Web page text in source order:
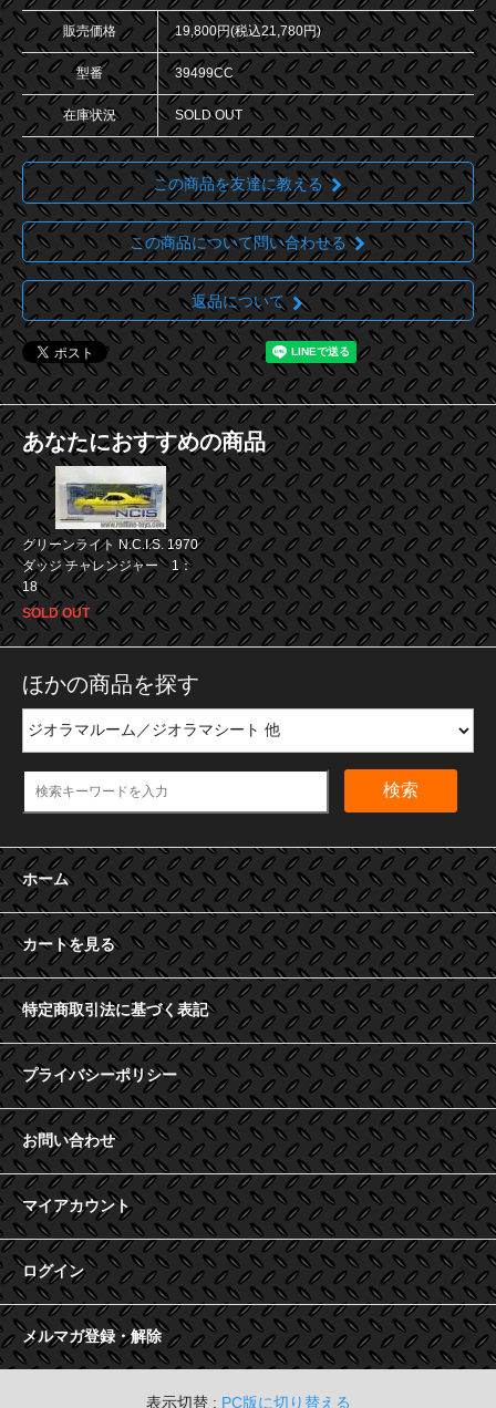
販売価格 19,800円(税込21,780円)
型番 39499CC
在庫状況 SOLD OUT
この商品を友達に教える
この商品について問い合わせる
返品について
あなたにおすすめの商品
グリーンライト N.C.I.S. 1970
ダッジ チャレンジャー 1：
18
SOLD OUT
ほかの商品を探す
検索
ホーム
カートを見る
特定商取引法に基づく表記
プライバシーポリシー
お問い合わせ
マイアカウント
ログイン
メルマガ登録・解除
表示切替 : PC版に切り替える